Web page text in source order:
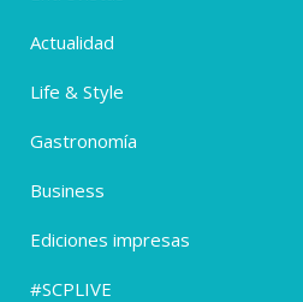
Actualidad
Life & Style
Gastronomía
Business
Ediciones impresas
#SCPLIVE